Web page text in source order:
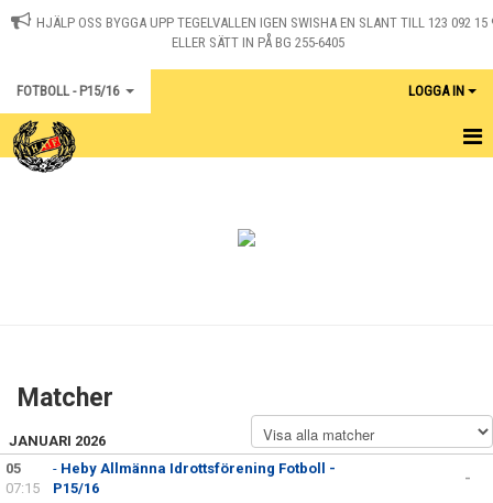
HJÄLP OSS BYGGA UPP TEGELVALLEN IGEN SWISHA EN SLANT TILL 123 092 15
ELLER SÄTT IN PÅ BG 255-6405
FOTBOLL - P15/16 LOGGA IN
Matcher
JANUARI 2026
05
07:15
- Heby Allmänna Idrottsförening Fotboll -
P15/16
-